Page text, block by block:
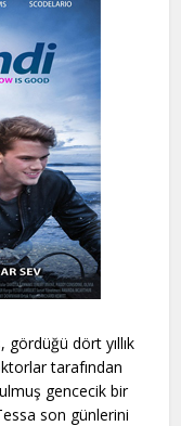
gördüğü dört yıllık
tarafından
gencecik bir
son günlerini